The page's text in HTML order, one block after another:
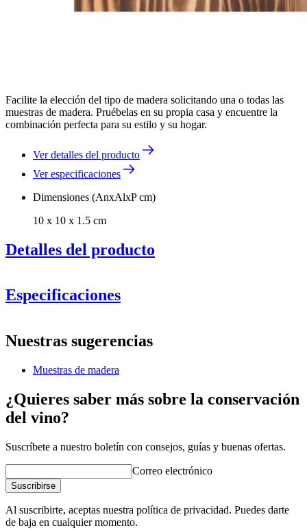
Facilite la elección del tipo de madera solicitando una o todas las
muestras de madera. Pruébelas en su propia casa y encuentre la
combinación perfecta para su estilo y su hogar.
Ver detalles del producto
Ver especificaciones
Dimensiones (AnxAlxP cm)
10 x 10 x 1.5 cm
Detalles del producto
Especificaciones
Número de productoSBPINESAMPLE
General
Fabricante
Caverack
Acabado Madera de pino quemado
Altura (cm)10
Ancho (cm)10
Profundidad (cm)1.5
Peso (kg)
Nuestras sugerencias
Muestras de madera
¿Quieres saber más sobre la conservación
del vino?
Suscríbete a nuestro boletín con consejos, guías y buenas ofertas.
Correo electrónico
Suscribirse
Al suscribirte, aceptas nuestra política de privacidad. Puedes darte
de baja en cualquier momento.